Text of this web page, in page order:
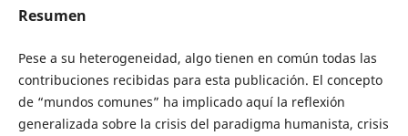
Resumen
Pese a su heterogeneidad, algo tienen en común todas las
contribuciones recibidas para esta publicación. El concepto
de “mundos comunes” ha implicado aquí la reflexión
generalizada sobre la crisis del paradigma humanista, crisis